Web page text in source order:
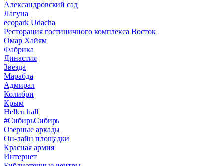
Александровский сад
Лагуна
ecopark Udacha
Ресторация гостиничного комплекса Восток
Омар Хайям
Фабрика
Династия
Звезда
Марабда
Адмирал
Колибри
Крым
Hellen hall
#СибирьСибирь
Озерные аркады
Он-лайн площадки
Красная армия
Интернет